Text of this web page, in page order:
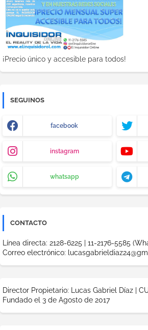
¡Precio único y accesible para todos!
SEGUINOS
facebook
instagram
whatsapp
CONTACTO
Línea directa: 2128-6225 | 11-2176-5585
Correo electrónico:
Director Propietario: Lucas Gabriel Díaz |
Fundado el 3 de Agosto de 2017